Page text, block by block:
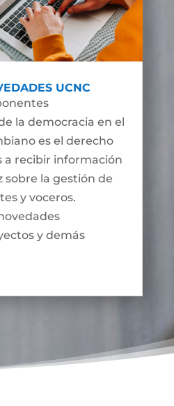
UCNC
la democracia en el
es el derecho
a recibir información
sobre la gestión de
y voceros.
y demás